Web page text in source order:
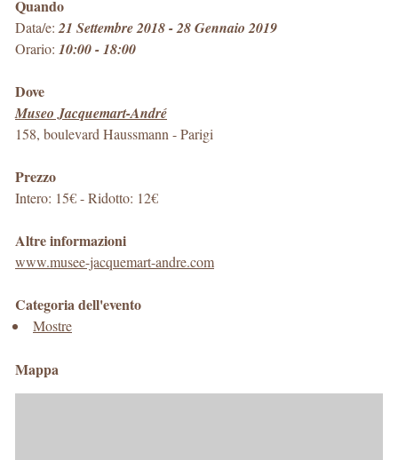
Quando
Data/e: 21 Settembre 2018 - 28 Gennaio 2019
Orario: 10:00 - 18:00
Dove
Museo Jacquemart-André
158, boulevard Haussmann -Parigi
Prezzo
Intero: 15€ - Ridotto: 12€
Altre informazioni
www.musee-jacquemart-andre.com
Categoria dell'evento
Mostre
Mappa